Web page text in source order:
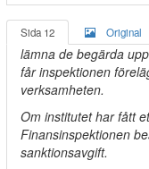
Sida 12 Original
lämna de begärda
får inspektionen
verksamheten.
Om institutet har fått
Finansinspektionen
sanktionsavgift.